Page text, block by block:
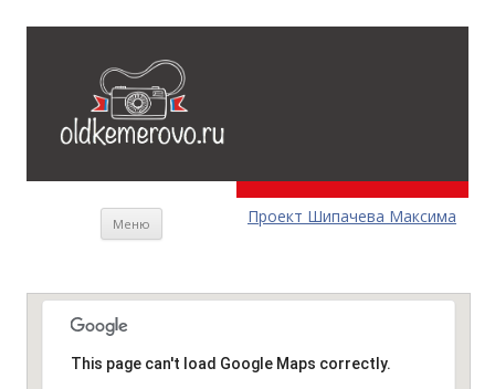
Проект Шипачева Максима
Меню Перейти к содержимому
This page can't load Google Maps correctly.